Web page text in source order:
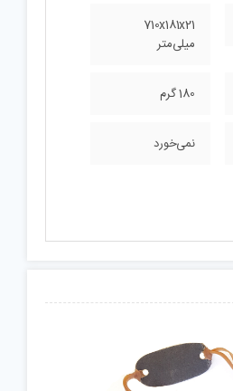
710x181x21
میلی‌متر
180 گرم
نمی‌خورد